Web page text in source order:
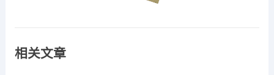
相关文章